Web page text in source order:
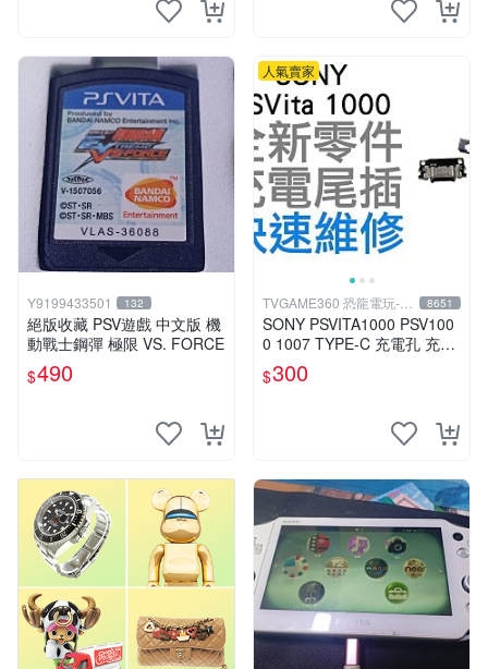
Y9199433501 132
絕版收藏 PSV遊戲 中文版 機
動戰士鋼彈 極限 VS. FORCE
$490
人氣賣家
TVGAME360 恐龍電玩-台
中店
8651
SONY PSVITA1000 PSV100
0 1007 TYPE-C 充電孔 充電
座 充電尾插 專業維修 台中恐
龍電玩
$300